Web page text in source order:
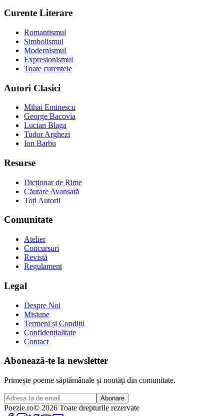
Curente Literare
Romantismul
Simbolismul
Modernismul
Expresionismul
Toate curentele
Autori Clasici
Mihai Eminescu
George Bacovia
Lucian Blaga
Tudor Arghezi
Ion Barbu
Resurse
Dicționar de Rime
Căutare Avansată
Toți Autorii
Comunitate
Atelier
Concursuri
Revistă
Regulament
Legal
Despre Noi
Misiune
Termeni și Condiții
Confidențialitate
Contact
Abonează-te la newsletter
Primește poeme săptămânale și noutăți din comunitate.
Abonare
Poezie.ro© 2026 Toate drepturile rezervate